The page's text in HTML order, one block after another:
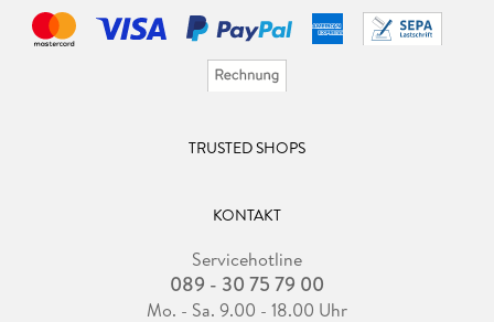
TRUSTED SHOPS
KONTAKT
Servicehotline
089 - 30 75 79 00
Mo. - Sa. 9.00 - 18.00 Uhr